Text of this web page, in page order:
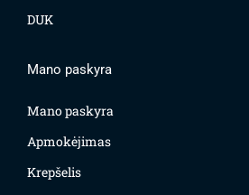
DUK
Mano paskyra
Mano paskyra
Apmokėjimas
Krepšelis